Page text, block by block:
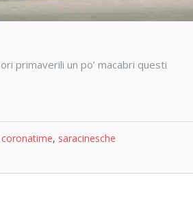
primaverili un po’ macabri questi
coronatime, saracinesche